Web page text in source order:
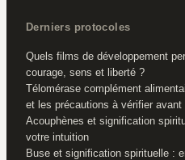
Derniers protocoles
Quels films de développement
courage, sens et liberté ?
Télomérase complément
et les précautions à vérifier avant
Acouphènes et signification
votre intuition
Buse et signification spirituelle :